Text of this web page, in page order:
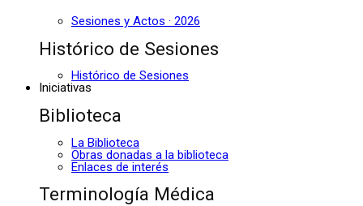
Sesiones y Actos · 2026
Histórico de Sesiones
Histórico de Sesiones
Iniciativas
Biblioteca
La Biblioteca
Obras donadas a la biblioteca
Enlaces de interés
Terminología Médica